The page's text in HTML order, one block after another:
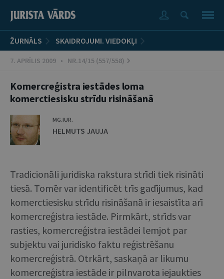
ŽURNĀLS SKAIDROJUMI. VIEDOKĻI
7. APRĪLIS 2009 • NR.14/15 (557/558)
Komercreģistra iestādes loma
komerctiesisku strīdu risināšanā
MG.IUR.
HELMUTS JAUJA
Tradicionāli juridiska rakstura strīdi tiek risināti
tiesā. Tomēr var identificēt trīs gadījumus, kad
komerctiesisku strīdu risināšanā ir iesaistīta arī
komercreģistra iestāde. Pirmkārt, strīds var
rasties, komercreģistra iestādei lemjot par
subjektu vai juridisko faktu reģistrēšanu
komercreģistrā. Otrkārt, saskaņā ar likumu
komercreģistra iestāde ir pilnvarota iejaukties